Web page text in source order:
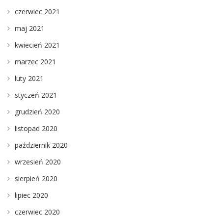
czerwiec 2021
maj 2021
kwiecień 2021
marzec 2021
luty 2021
styczeń 2021
grudzień 2020
listopad 2020
październik 2020
wrzesień 2020
sierpień 2020
lipiec 2020
czerwiec 2020